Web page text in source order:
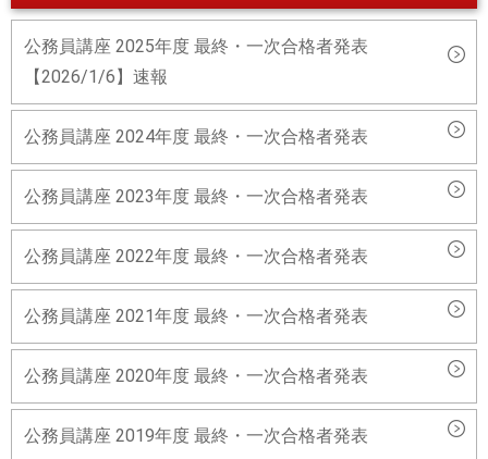
公務員講座 2025年度 最終・一次合格者発表
【2026/1/6】速報
公務員講座 2024年度 最終・一次合格者発表
公務員講座 2023年度 最終・一次合格者発表
公務員講座 2022年度 最終・一次合格者発表
公務員講座 2021年度 最終・一次合格者発表
公務員講座 2020年度 最終・一次合格者発表
公務員講座 2019年度 最終・一次合格者発表